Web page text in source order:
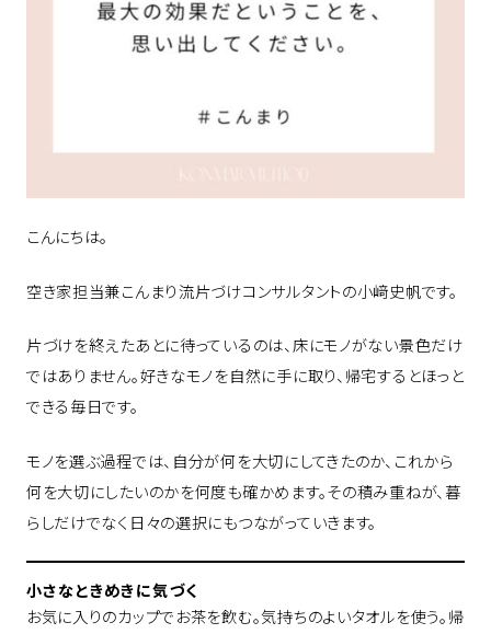
こんにちは。
空き家担当兼こんまり流片づけコンサルタントの小﨑史帆です。
片づけを終えたあとに待っているのは、床にモノがない景色だけ
ではありません。好きなモノを自然に手に取り、帰宅するとほっと
できる毎日です。
モノを選ぶ過程では、自分が何を大切にしてきたのか、これから
何を大切にしたいのかを何度も確かめます。その積み重ねが、暮
らしだけでなく日々の選択にもつながっていきます。
小さなときめきに気づく
お気に入りのカップでお茶を飲む。気持ちのよいタオルを使う。帰